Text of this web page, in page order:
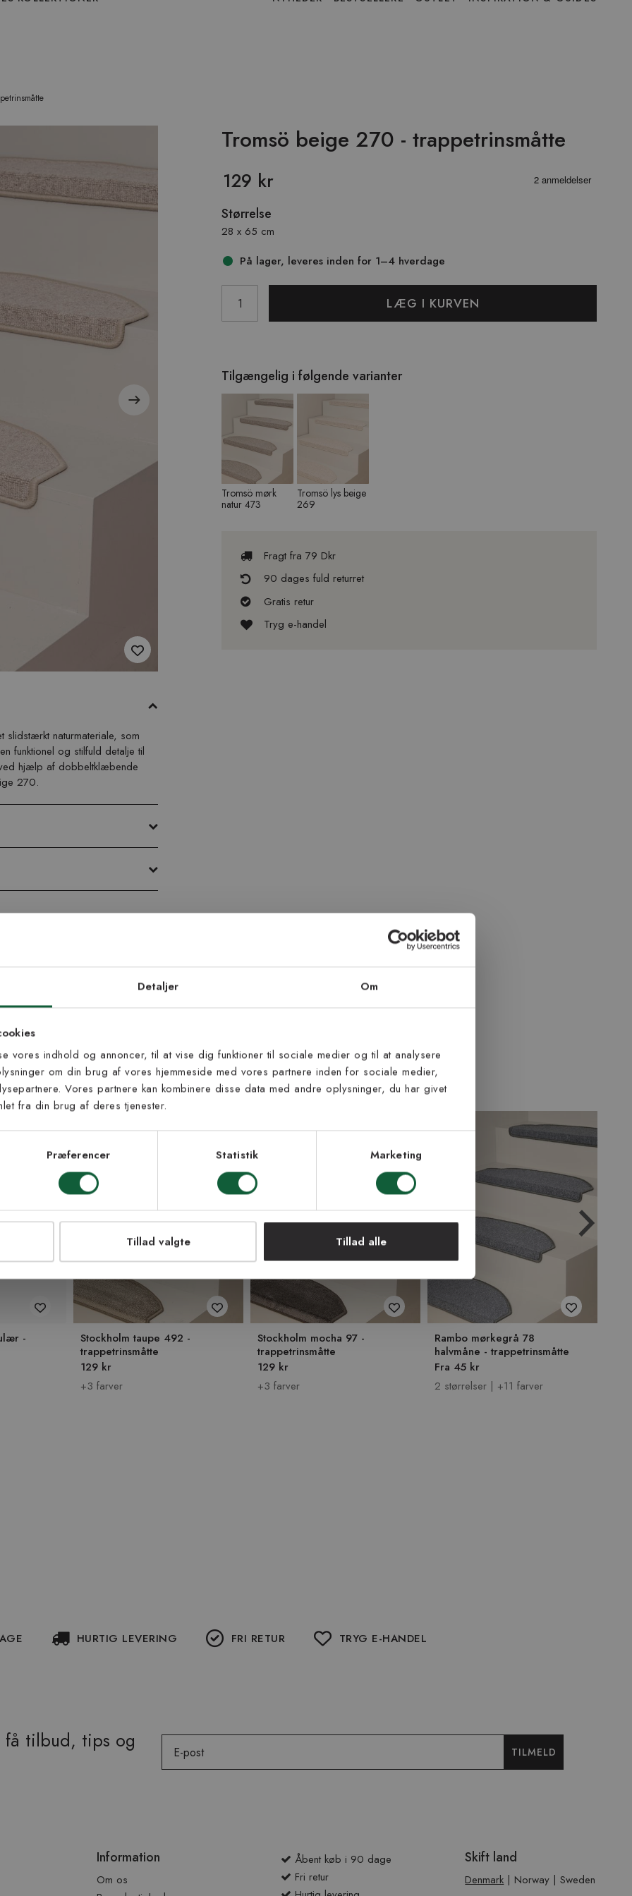
Detaljer Om
vores indhold og annoncer, til at vise dig funktioner til sociale medier og til at analysere
om din brug af vores hjemmeside med vores partnere inden for sociale medier,
Vores partnere kan kombinere disse data med andre oplysninger, du har givet
fra din brug af deres tjenester.
Præferencer Statistik Marketing
Tillad valgte Tillad alle
Tromsö beige 270 - trappetrinsmåtte
129 kr
Størrelse
28 x 65 cm
På lager, leveres inden for 1–4 hverdage
LÆG I KURVEN
Tilgængelig i følgende varianter
Tromsö mørk
natur 473
Tromsö lys beige
269
Fragt fra 79 Dkr
90 dages fuld returret
Gratis retur
Tryg e-handel
slidstærkt naturmateriale, som
funktionel og stilfuld detalje til
hjælp af dobbeltklæbende
270.
Inspiration fra @kilandsofficial
-
Stockholm taupe 492 -
trappetrinsmåtte
129 kr
+3 farver
Stockholm mocha 97 -
trappetrinsmåtte
129 kr
+3 farver
Rambo mørkegrå 78
halvmåne - trappetrinsmåtte
Fra 45 kr
2 størrelser | +11 farver
HURTIG LEVERING FRI RETUR TRYG E-HANDEL
få tilbud, tips og
TILMELD
Information
Om os
Åbent køb i 90 dage
Fri retur
Skift land
Denmark | Norway |Sweden
dig vores
at modtage vores tilbud,
TAK!